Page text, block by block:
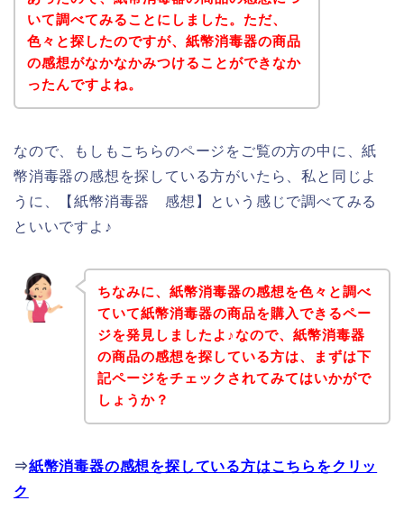
いて調べてみることにしました。ただ、
色々と探したのですが、紙幣消毒器の商品
の感想がなかなかみつけることができなか
ったんですよね。
なので、もしもこちらのページをご覧の方の中に、紙
幣消毒器の感想を探している方がいたら、私と同じよ
うに、【紙幣消毒器 感想】という感じで調べてみる
といいですよ♪
ちなみに、紙幣消毒器の感想を色々と調べ
ていて紙幣消毒器の商品を購入できるペー
ジを発見しましたよ♪なので、紙幣消毒器
の商品の感想を探している方は、まずは下
記ページをチェックされてみてはいかがで
しょうか？
⇒紙幣消毒器の感想を探している方はこちらをクリッ
ク